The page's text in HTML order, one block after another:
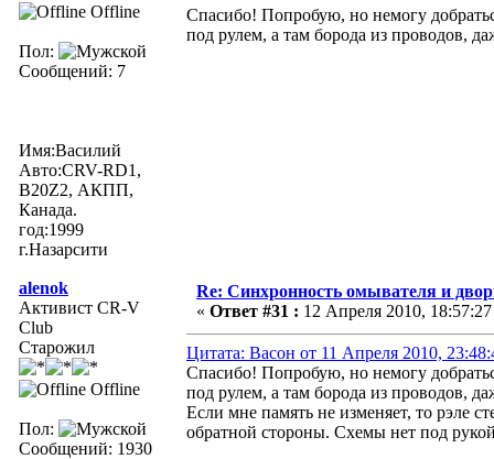
Offline
Пол:
Сообщений: 7
Имя:Василий
Авто:CRV-RD1,
B20Z2, АКПП,
Канада.
год:1999
г.Назарсити
Спасибо! Попробую, но немогу
под рулем, а там борода из проводов,
alenok
Активист CR-V
Club
Старожил
Offline
Пол:
Сообщений: 1930
Re: Синхронность омывателя и
« Ответ #31 : 12 Апреля 2010,
Цитата: Васон от 11 Апреля 2010,
Спасибо! Попробую, но немогу
под рулем, а там борода из проводов,
Если мне память не изменяет, то рэле
обратной стороны. Схемы нет под